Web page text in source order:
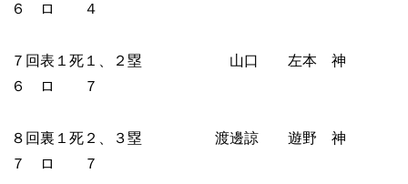
６ ロ ４
７回表１死１、２塁 山口 左本 神
６ ロ ７
８回裏１死２、３塁 渡邊諒 遊野 神
７ ロ ７